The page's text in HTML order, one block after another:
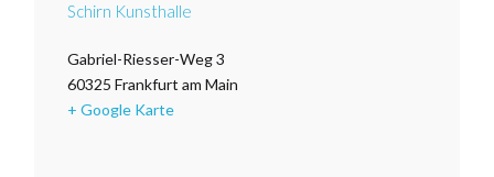
Schirn Kunsthalle
Gabriel-Riesser-Weg 3
60325 Frankfurt am Main
+ Google Karte